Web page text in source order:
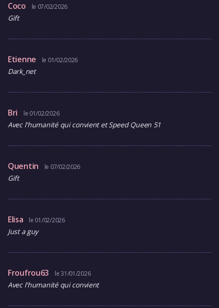
Coco le 07/02/2026
Gift
Etienne le 01/02/2026
Dark_net
Bri le 01/02/2026
Avec l'humanité qui convient et Speed Queen 51
Quentin le 07/02/2026
Gift
Elisa le 01/02/2026
Just a guy
Froufrou63 le 31/01/2026
Avec l'humanité qui convient